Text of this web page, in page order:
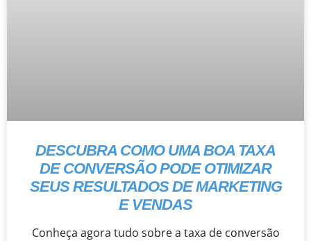
DESCUBRA COMO UMA BOA TAXA
DE CONVERSÃO PODE OTIMIZAR
SEUS RESULTADOS DE MARKETING
E VENDAS
Conheça agora tudo sobre a taxa de conversão